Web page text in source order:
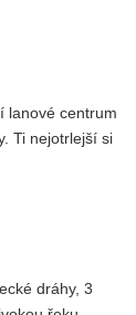
centrum
Ti nejotrlejší si
dráhy, 3